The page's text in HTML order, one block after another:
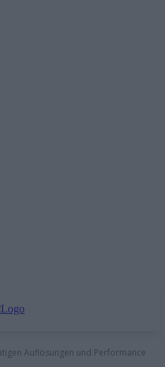
Auflösungen und Performance